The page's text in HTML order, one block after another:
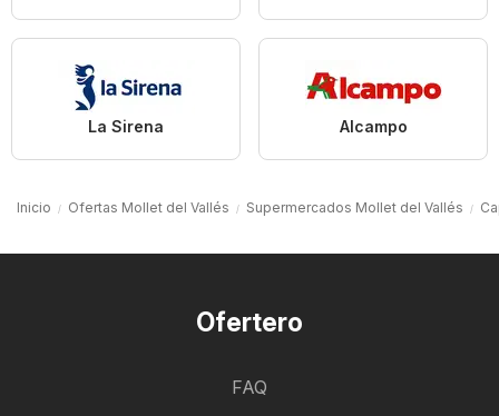
La Sirena Alcampo
Inicio Ofertas Mollet del Vallés Supermercados Mollet del Vallés
Ofertero
FAQ